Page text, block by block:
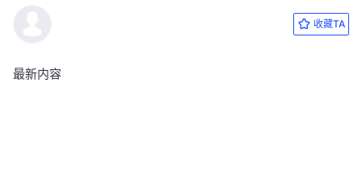
收藏TA
最新内容